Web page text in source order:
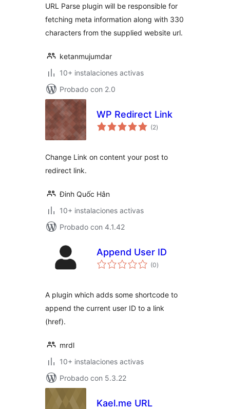
URL Parse plugin will be responsible for
fetching meta information along with 330
characters from the supplied website url.
ketanmujumdar
10+ instalaciones activas
Probado con 2.0
WP Redirect Link
(2evaluación
total
)
Change Link on content your post to
redirect link.
Đinh Quốc Hân
10+ instalaciones activas
Probado con 4.1.42
Append User ID
(0evaluación
total
)
A plugin which adds some shortcode to
append the current user ID to a link
(href).
mrdl
10+ instalaciones activas
Probado con 5.3.22
Kael.me URL